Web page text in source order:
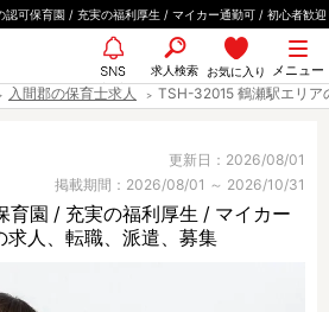
認可保育園 / 充実の福利厚生 / マイカー通勤可 / 初心者歓迎
メニュー
お気に入り
求人検索
SNS
入間郡の保育士求人 TSH-32015 鶴瀬駅エリア
更新日：2026/08/01
掲載期間：2026/08/01 ～ 2026/10/31
育園 / 充実の福利厚生 / マイカー
人、転職、派遣、募集